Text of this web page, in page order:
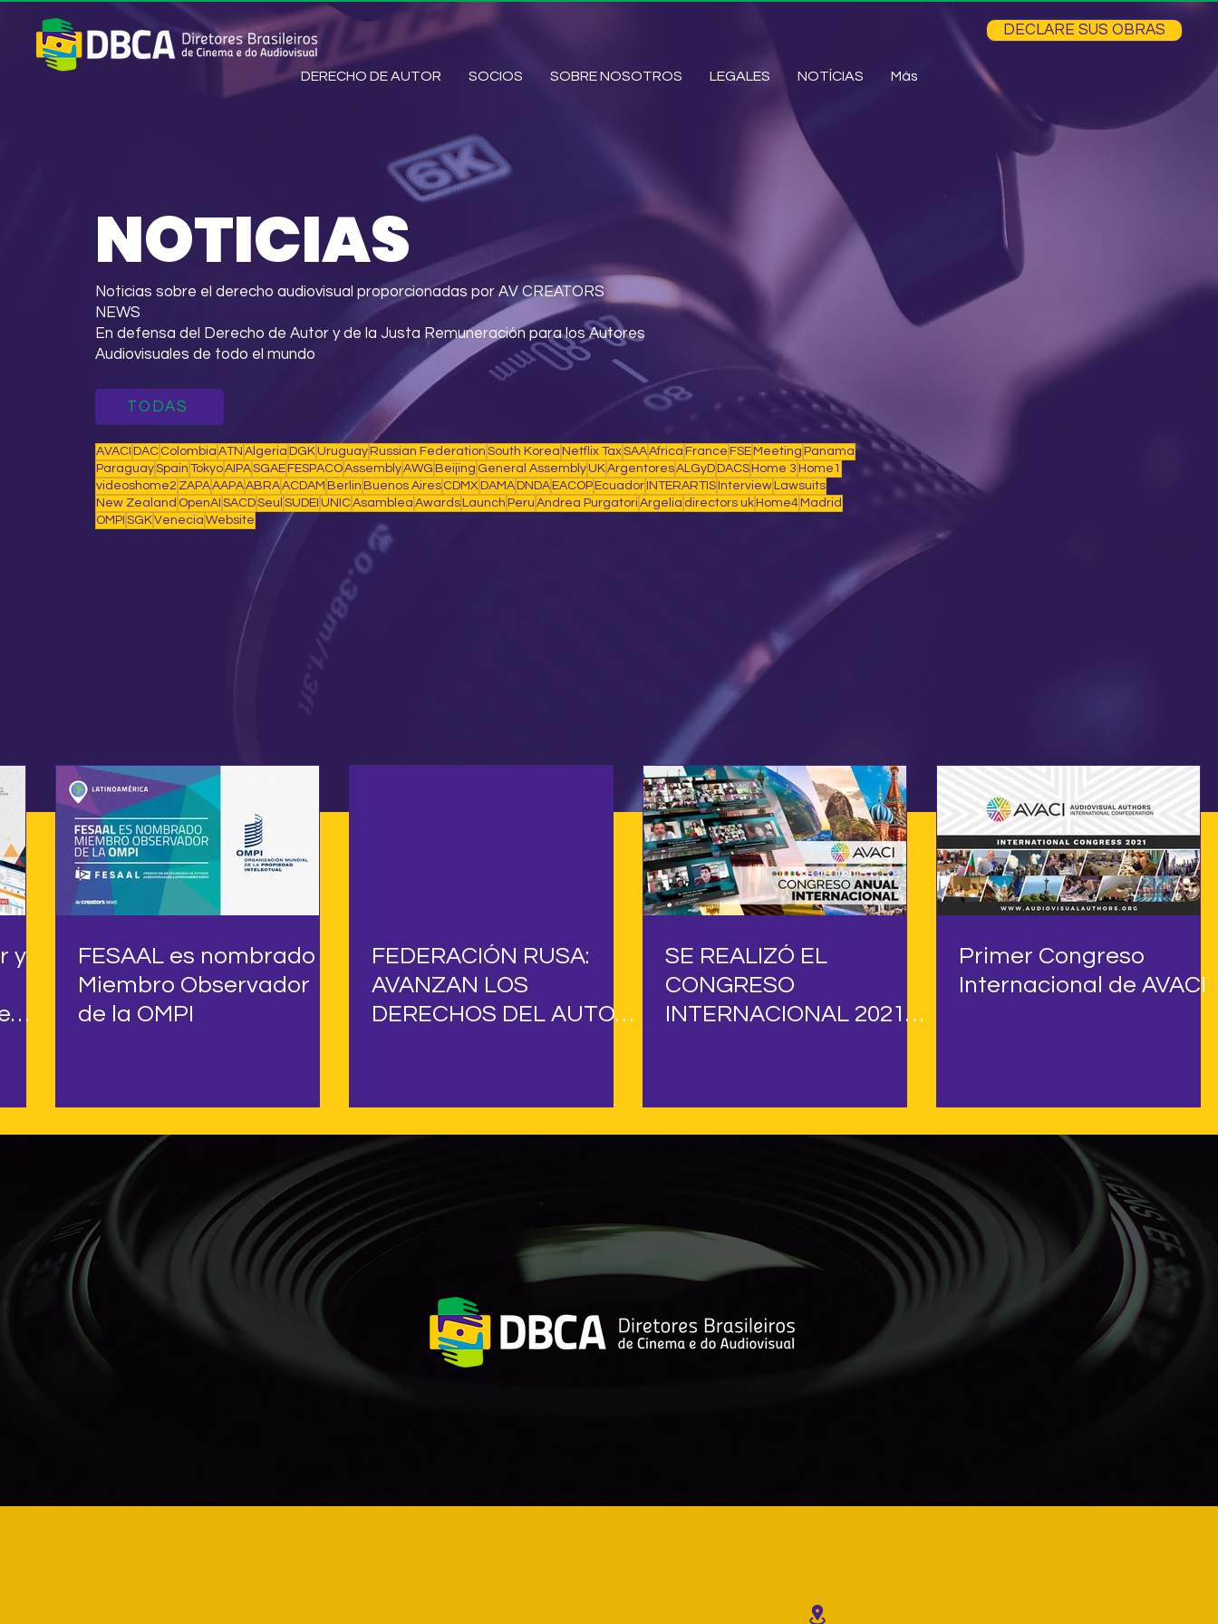
DECLARE SUS OBRAS
DERECHO DE AUTOR SOCIOS SOBRE NOSOTROS LEGALES NOTÍCIAS Más
NOTICIAS
Noticias sobre el derecho audiovisual proporcionadas por AV CREATORS
NEWS
En defensa del Derecho de Autor y de la Justa Remuneración para los Autores
Audiovisuales de todo el mundo
TODAS
AVACI DAC Colombia ATN Algeria DGK Uruguay Russian Federation South Korea Netflix TaxSAAAfrica France FSE Meeting Panama
ParaguaySpain TokyoAIPASGAE FESPACOAssemblyAWG Beijing General Assembly UKArgentoresALGyD DACS Home 3 Home1
videoshome2 ZAPAAAPAABRAACDAM Berlin Buenos Aires CDMX DAMA DNDA EACOP Ecuador INTERARTIS Interview Lawsuits
New Zealand OpenAI SACDSeul SUDEI UNICAsamblea Awards Launch Peru Andrea Purgatori Argelia directors uk Home4 Madrid
OMPI SGKVenecia Website
y
FESAAL es nombrado
Miembro Observador
de la OMPI
FEDERACIÓN RUSA:
AVANZAN LOS
DERECHOS DEL AUTOR
SE REALIZÓ EL
CONGRESO
INTERNACIONAL 2021
INTERNACIONAL
Primer Congreso
Internacional de AVACI
Derecho de Autor en
Eurasia
SIN PRECEDENTES: Los
Autores del mundo
W&DW homenajea el
95° aniversario de los
El próximo Congreso
Anual W&DW que une a